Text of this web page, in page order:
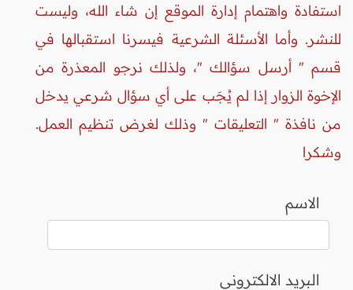
استفادة واهتمام إدارة الموقع إن شاء الله، وليست
للنشر. وأما الأسئلة الشرعية فيسرنا استقبالها في
قسم " أرسل سؤالك "، ولذلك نرجو المعذرة من
الإخوة الزوار إذا لم يُجَب على أي سؤال شرعي يدخل
من نافذة " التعليقات " وذلك لغرض تنظيم العمل.
وشكرا
الاسم
البريد الالكتروني